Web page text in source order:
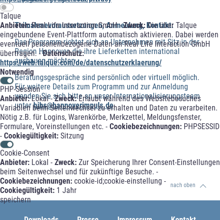
Talque
Anbieter:Real Life Interaction GmbH -Zweck: Die über Talque
eingebundene Event-Plattform automatisch aktivieren. Dabei werden
eventuell personenbezogene Daten an Real Life Interaction GmbH
übertragen. -Datenschutz:
https://web.talque.com/de/datenschutzerklaerung/
Notwendig
PHP-Session
Anbieter:Lokal -Zweck:Erlaubt während des Websitebesuches
Variablen beim Seitenwechsel zu erhalten und Daten zu verarbeiten.
Nötig z.B. für Logins, Warenkörbe, Merkzettel, Meldungsfenster,
Formulare, Voreinstellungen etc. - Cookiebezeichnungen: PHPSESSID
- Cookiegültigkeit: Sitzung
Cookie-Consent
Anbieter: Lokal - Zweck: Zur Speicherung Ihrer Consent-Einstellungen
beim Seitenwechsel und für zukünftige Besuche. -
Cookiebezeichnungen: cookie-id;cookie-einstellung -
Cookiegültigkeit: 1 Jahr
speichern
Teilnahmevoraussetzungen, Anmeldung, Kontakt:
Das Programm richtet sich an Unternehmen mit Sitz in der
Region Hannover, die ihre Lieferketten international
ausbauen möchten.
Beratungsgespräche sind persönlich oder virtuell möglich.
Für weitere Details zum Programm und zur Anmeldung
wenden Sie sich bitte an unser Internationalisierungsteam
unterhibs@hannoverimpuls.de
nach oben